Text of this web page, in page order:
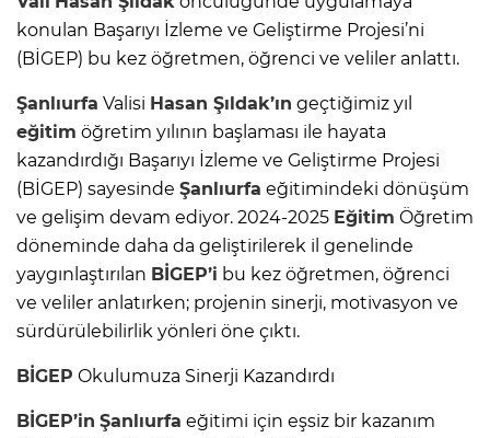
konulan Başarıyı İzleme ve Geliştirme Projesi’ni
(BİGEP) bu kez öğretmen, öğrenci ve veliler anlattı.
Şanlıurfa Valisi Hasan Şıldak’ın geçtiğimiz yıl
eğitim öğretim yılının başlaması ile hayata
kazandırdığı Başarıyı İzleme ve Geliştirme Projesi
(BİGEP) sayesinde Şanlıurfa eğitimindeki dönüşüm
ve gelişim devam ediyor. 2024-2025 Eğitim Öğretim
döneminde daha da geliştirilerek il genelinde
yaygınlaştırılan BİGEP’i bu kez öğretmen, öğrenci
ve veliler anlatırken; projenin sinerji, motivasyon ve
sürdürülebilirlik yönleri öne çıktı.
BİGEP Okulumuza Sinerji Kazandırdı
BİGEP’in Şanlıurfa eğitimi için eşsiz bir kazanım